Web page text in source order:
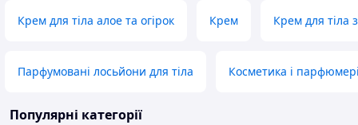
Крем для тіла алое та огірок Крем Крем для тіла
Парфумовані лосьйони для тіла Косметика і
Популярні категорії